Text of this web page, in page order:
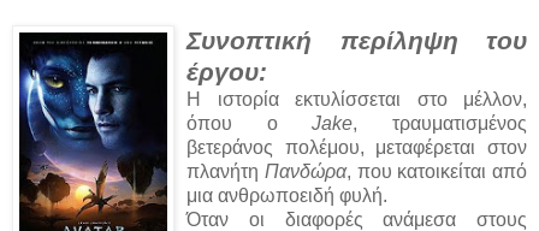
Συνοπτική περίληψη του
έργου:
Η ιστορία εκτυλίσσεται στο μέλλον,
όπου οJake, τραυματισμένος
βετεράνος πολέμου, μεταφέρεται στον
πλανήτη Πανδώρα, που κατοικείται από
μια ανθρωποειδή φυλή.
Όταν οι διαφορές ανάμεσα στους